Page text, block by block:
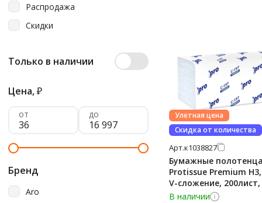
Распродажа
Скидки
Только в наличии
Цена,₽
от до
Бренд
Aro
Улетная цена
Скидка от количества
Арт.к1038827
Бумажные
Protissue Premium
V-сложение, 200лист, белые,
C197
В наличии